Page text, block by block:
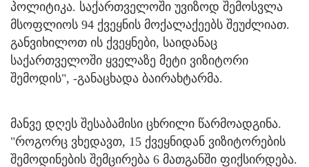
პოლიტიკა. საქართველოში უვიზოდ შემოსვლა
მსოფლიოს 94 ქვეყნის მოქალაქეებს შეუძლიათ.
განვიხილოთ ის ქვეყნები, საიდანაც
საქართველოში ყველაზე მეტი ვიზიტორი
შემოდის", -განაცხადა ბაირახტარმა.
მანვე დღეს შესაბამისი ცხრილი წარმოადგინა.
"როგორც ვხედავთ, 15 ქვეყნიდან ვიზიტორების
შემოდინების შემცირება 6 მათგანში ფიქსირდება.